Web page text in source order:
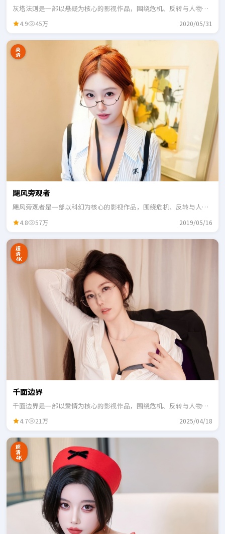
灰塔法则是一部以悬疑为核心的影视作品，围绕危机、反转与人物成
4.9 45万 2020/05/31
高
清
飓风旁观者
飓风旁观者是一部以科幻为核心的影视作品，围绕危机、反转与人物
4.8 57万 2019/05/16
超
清
4K
千面边界
千面边界是一部以爱情为核心的影视作品，围绕危机、反转与人物成
4.7 21万 2025/04/18
超
清
4K